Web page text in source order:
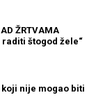
ŽRTVAMA
raditi štogod žele“
koji nije mogao biti